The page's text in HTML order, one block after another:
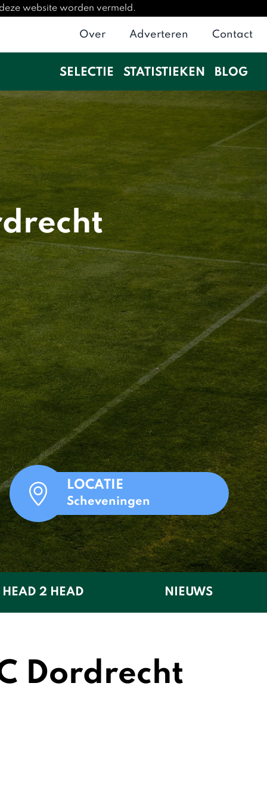
website worden vermeld.
Over Adverteren Contact
SELECTIE STATISTIEKEN BLOG
LOCATIE
Scheveningen
HEAD 2 HEAD NIEUWS
Dordrecht